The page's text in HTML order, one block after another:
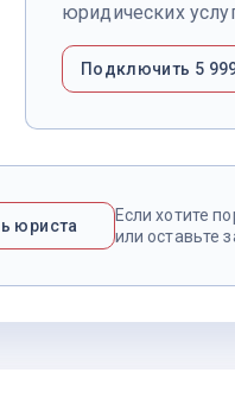
юридических
Подключить 5
юриста
Если хотите
или оставьте